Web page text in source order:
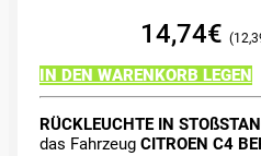
14,74€
IN DEN WARENKORB LEGEN
RÜCKLEUCHTE IN
das Fahrzeug CITROEN C4